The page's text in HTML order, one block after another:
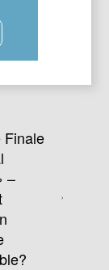
Finale
–